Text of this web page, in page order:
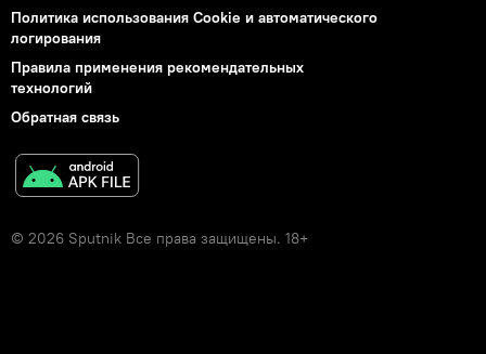
Политика использования Cookie и автоматического
логирования
Правила применения рекомендательных
технологий
Обратная связь
© 2026 Sputnik Все права защищены. 18+